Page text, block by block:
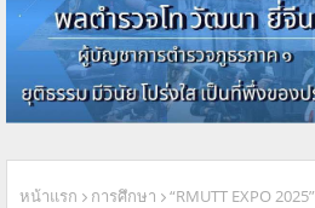
หน้าแรก การศึกษา “RMUTT EXPO 2025”